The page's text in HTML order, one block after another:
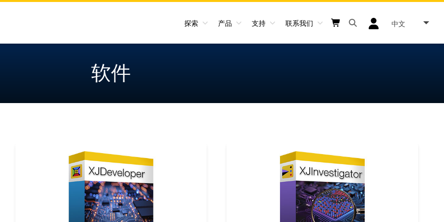
探索 产品 支持 联系我们
Shopping cart button
Open search box button
User log in icon
中文
软件